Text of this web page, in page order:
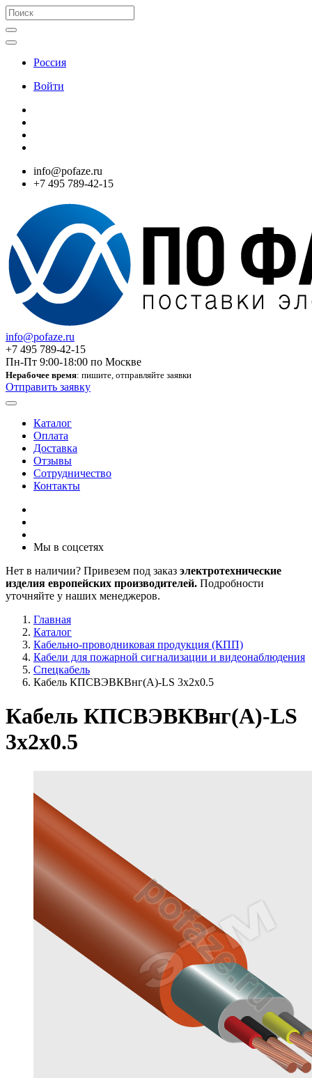
Россия
Войти
info@pofaze.ru
+7 495 789-42-15
info@pofaze.ru
+7 495 789-42-15
Пн-Пт 9:00-18:00 по Москве
Нерабочее время: пишите, отправляйте заявки
Отправить заявку
Каталог
Оплата
Доставка
Отзывы
Сотрудничество
Контакты
Мы в соцсетях
Нет в наличии? Привезем под заказ электротехнические
изделия европейских производителей. Подробности
уточняйте у наших менеджеров.
Главная
Каталог
Кабельно-проводниковая продукция (КПП)
Кабели для пожарной сигнализации и видеонаблюдения
Спецкабель
Кабель КПСВЭВКВнг(А)-LS 3х2х0.5
Кабель КПСВЭВКВнг(А)-LS
3х2х0.5